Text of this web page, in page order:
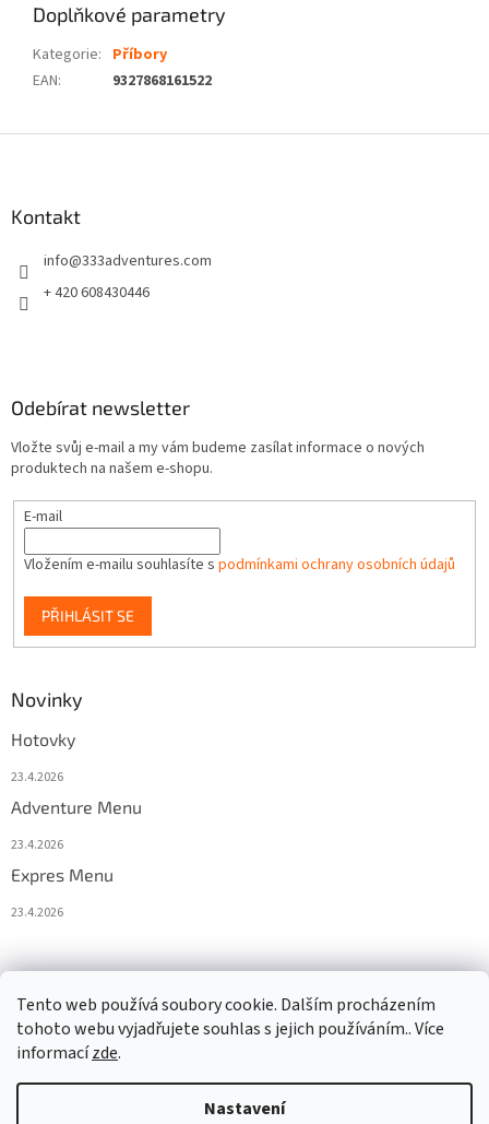
Tento web používá soubory cookie. Dalším procházením
tohoto webu vyjadřujete souhlas s jejich používáním.. Více
informacízde.
Nastavení
Doplňkové parametry
Kategorie: Příbory
EAN: 9327868161522
Kontakt
info@333adventures.com
+ 420 608430446
Odebírat newsletter
Vložte svůj e-mail a my vám budeme zasílat informace o nových
produktech na našem e-shopu.
E-mail
Vložením e-mailu souhlasíte s podmínkami ochrany osobních údajů
PŘIHLÁSIT SE
Novinky
Hotovky
23.4.2026
Adventure Menu
23.4.2026
Expres Menu
23.4.2026